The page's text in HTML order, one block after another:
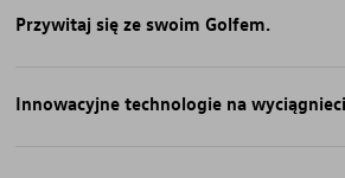
Przywitaj się ze swoim Golfem.
Innowacyjne technologie na